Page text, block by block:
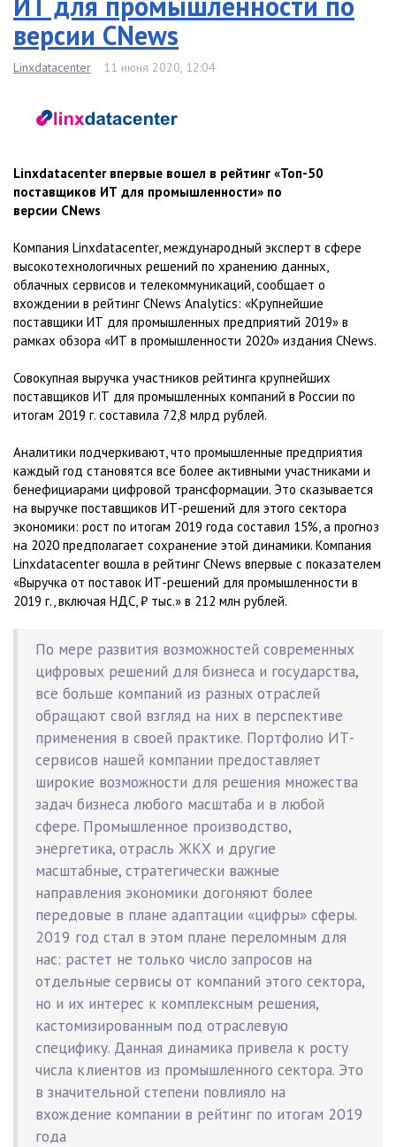
версии CNews
Linxdatacenter 11 июня 2020, 12:04
Linxdatacenter впервые вошел в рейтинг «Топ-50
поставщиков ИТ для промышленности» по
версии CNews
Компания Linxdatacenter, международный эксперт в сфере
высокотехнологичных решений по хранению данных,
облачных сервисов и телекоммуникаций, сообщает о
вхождении в рейтинг CNews Analytics: «Крупнейшие
поставщики ИТ для промышленных предприятий 2019» в
рамках обзора «ИТ в промышленности 2020» издания CNews.
Совокупная выручка участников рейтинга крупнейших
поставщиков ИТ для промышленных компаний в России по
итогам 2019 г. составила 72,8 млрд рублей.
Аналитики подчеркивают, что промышленные предприятия
каждый год становятся все более активными участниками и
бенефициарами цифровой трансформации. Это сказывается
на выручке поставщиков ИТ-решений для этого сектора
экономики: рост по итогам 2019 года составил 15%, а прогноз
на 2020 предполагает сохранение этой динамики. Компания
Linxdatacenter вошла в рейтинг CNews впервые с показателем
«Выручка от поставок ИТ-решений для промышленности в
2019 г., включая НДС, ₽ тыс.» в 212 млн рублей.
По мере развития возможностей современных
цифровых решений для бизнеса и государства,
все больше компаний из разных отраслей
обращают свой взгляд на них в перспективе
применения в своей практике. Портфолио ИТ-
сервисов нашей компании предоставляет
широкие возможности для решения множества
задач бизнеса любого масштаба и в любой
сфере. Промышленное производство,
энергетика, отрасль ЖКХ и другие
масштабные, стратегически важные
направления экономики догоняют более
передовые в плане адаптации «цифры» сферы.
2019 год стал в этом плане переломным для
нас: растет не только число запросов на
отдельные сервисы от компаний этого сектора,
но и их интерес к комплексным решения,
кастомизированным под отраслевую
специфику. Данная динамика привела к росту
числа клиентов из промышленного сектора. Это
в значительной степени повлияло на
вхождение компании в рейтинг по итогам 2019
года